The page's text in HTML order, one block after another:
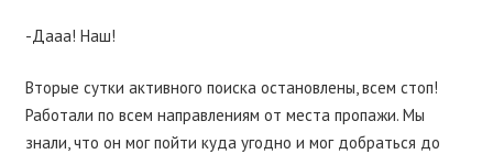
-Дааа! Наш!
Вторые сутки активного поиска остановлены, всем стоп!
Работали по всем направлениям от места пропажи. Мы
знали, что он мог пойти куда угодно и мог добраться до